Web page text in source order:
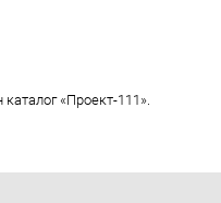
«Проект-111».